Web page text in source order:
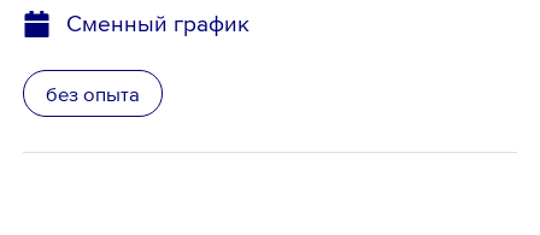
Сменный график
без опыта